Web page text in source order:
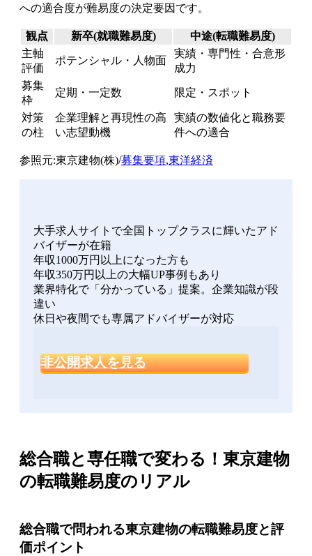
への適合度が難易度の決定要因です。
観点 新卒(就職難易度)
中途(転職難易度)
主軸
評価
ポテンシャル・人物面
実績・専門性・合意形
成力
募集
枠
定期・一定数 限定・スポット
対策
の柱
企業理解と再現性の高
い志望動機
実績の数値化と職務要
件への適合
参照元:東京建物(株)/募集要項,東洋経済
大手求人サイトで全国トップクラスに輝いたアド
バイザーが在籍
年収1000万円以上になった方も
年収350万円以上の大幅UP事例もあり
業界特化で「分かっている」提案。企業知識が段
違い
休日や夜間でも専属アドバイザーが対応
非公開求人を見る
総合職と専任職で変わる！東京建物
の転職難易度のリアル
総合職で問われる東京建物の転職難易度と評
価ポイント